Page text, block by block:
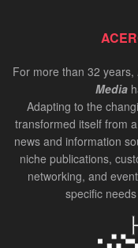
For more than 32 years,
Media
Adapting to the
transformed itself from
news and information
niche publications,
networking, and
specific